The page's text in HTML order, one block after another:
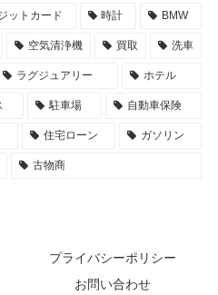
ットカード 時計 BMW
空気清浄機 買取 洗車
ラグジュアリー ホテル
駐車場 自動車保険
住宅ローン ガソリン
古物商
プライバシーポリシー
お問い合わせ